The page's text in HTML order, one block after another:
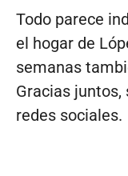
Todo parece
el hogar de
semanas
Gracias
redes sociales.